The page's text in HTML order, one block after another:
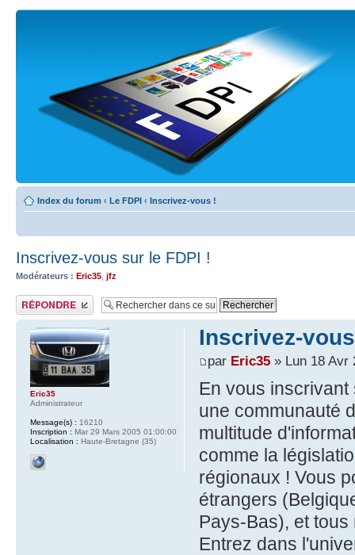
Index du forum ‹ Le FDPI ‹ Inscrivez-vous !
Inscrivez-vous sur le FDPI !
Modérateurs : Eric35 jfz
Publier une réponse
Inscrivez-
par Eric35» Lun 18 Avr
En vous
une communauté
multitude
comme la
régionaux ! Vous
étrangers
Pays-Bas), et
Entrez dans
Eric35
Administrateur
Message(s) : 16210
Inscription : Mar 29 Mars 2005 01:00:00
Localisation : Haute-Bretagne (35)